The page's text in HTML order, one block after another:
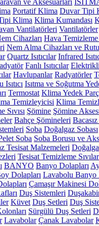
ve Aksesuarları
Portatif Klima Duvar Tipi
Klima Klima Kumandası
Vantilatörleri Vantilatörler
Cihazları Hava Temizleme
Nem Alma Cihazları ve
Quartz Isıtıcılar Infrared
Fanlı Isıtıcılar
Havlupanlar Radyatörler
Isıtıcı Isıtma ve Soğutma
Termostat Klima Yedek
Temizleyicisi Klima
Sıvısı Şömine Şömine
Bahçe Şömineleri
Soba Doğalgaz Sobası
Soba Soba Borusu ve
Tesisat Malzemeleri
Tesisat Temizleme
BANYO Banyo Dolapları
Dolapları Lavabolu Banyo
Çamaşır Makinesi
Duş Sistemleri
Küvet Duş Setleri Duş
Sürgülü Duş Setleri
Lavabolar Çanak Lavabolar